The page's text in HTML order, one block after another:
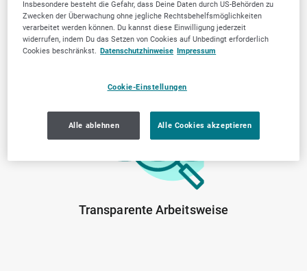
geprüfte Anbieter
Transparente Arbeitsweise
Insbesondere besteht die Gefahr, dass Deine Daten durch US-Behörden zu
Zwecken der Überwachung ohne jegliche Rechtsbehelfsmöglichkeiten
verarbeitet werden können. Du kannst diese Einwilligung jederzeit
widerrufen, indem Du das Setzen von Cookies auf Unbedingt erforderlich
Cookies beschränkst. Datenschutzhinweise Impressum
Cookie-Einstellungen
Alle ablehnen Alle Cookies akzeptieren